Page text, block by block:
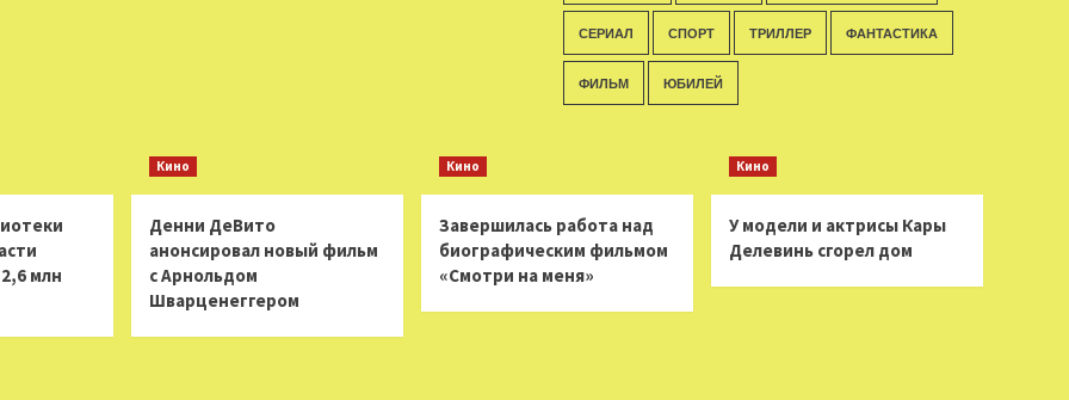
СЕРИАЛ СПОРТ ТРИЛЛЕР ФАНТАСТИКА
ФИЛЬМ ЮБИЛЕЙ
млн
Кино
Денни ДеВито
анонсировал новый фильм
с Арнольдом
Шварценеггером
Кино
Завершилась работа над
биографическим фильмом
«Смотри на меня»
Кино
У модели и актрисы Кары
Делевинь сгорел дом